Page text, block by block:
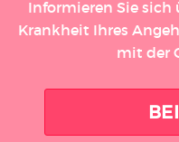
Informieren Sie sich
Krankheit Ihres
mit der